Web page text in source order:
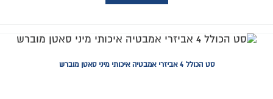
סט הכולל 4 אביזרי אמבטיה איכותי מיני סאטן מוברש